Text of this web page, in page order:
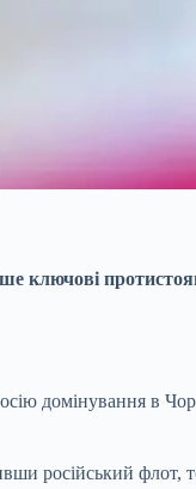
ключові
домінування в
російський